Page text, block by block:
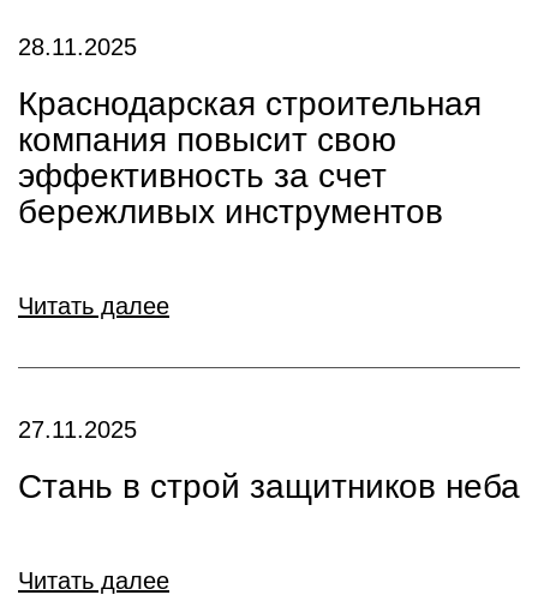
28.11.2025
Краснодарская строительная
компания повысит свою
эффективность за счет
бережливых инструментов
Читать далее
27.11.2025
Стань в строй защитников неба
Читать далее